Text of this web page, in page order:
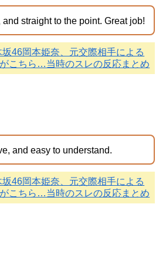
straight to the point. Great job!
坂46岡本姫奈、元交際相手による
こちら…当時のスレの反応まとめ
and easy to understand.
坂46岡本姫奈、元交際相手による
こちら…当時のスレの反応まとめ